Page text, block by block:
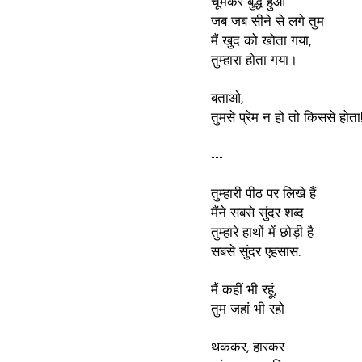
चूमकर बुद्ध हुआ
जब जब सीने से लगे तुम
मैं खुद को खोता गया,
तुम्हारा होता गया।
बताओ,
तुमसे प्रेम न हो तो किससे होता!
---
तुम्हारी पीठ पर लिखे हैं
मैंने सबसे सुंदर शब्द
तुम्हारे हाथों में छोड़ी है
सबसे सुंदर एहसास.
मैं कहीं भी रहूं,
तुम जहां भी रहो
थककर, हारकर